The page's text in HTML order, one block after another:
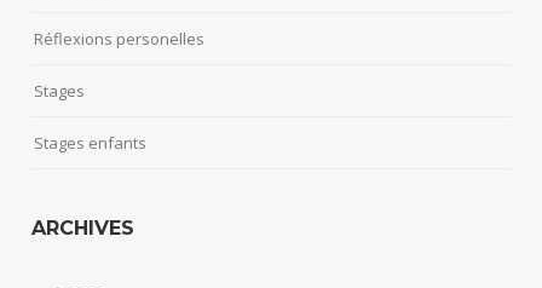
Réflexions personelles
Stages
Stages enfants
ARCHIVES